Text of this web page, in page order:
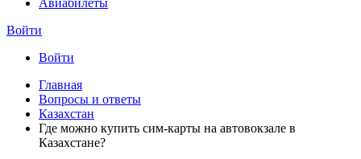
Авиабилеты
Войти
Войти
Главная
Вопросы и ответы
Казахстан
Где можно купить сим-карты на автовокзале в
Казахстане?